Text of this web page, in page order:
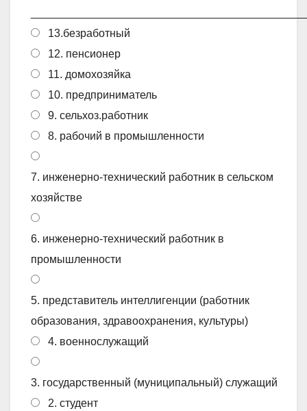
13.безработный
12. пенсионер
11. домохозяйка
10. предприниматель
9. сельхоз.работник
8. рабочий в промышленности
7. инженерно-технический работник в сельском
хозяйстве
6. инженерно-технический работник в
промышленности
5. представитель интеллигенции (работник
образования, здравоохранения, культуры)
4. военнослужащий
3. государственный (муниципальный) служащий
2. студент